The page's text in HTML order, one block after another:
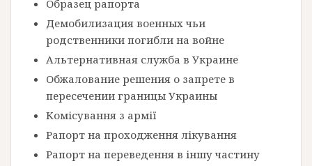
Образец рапорта
Демобилизация военных чьи
родственники погибли на войне
Альтернативная служба в Украине
Обжалование решения о запрете в
пересечении границы Украины
Комісування з армії
Рапорт на проходження лікування
Рапорт на переведення в іншу частину